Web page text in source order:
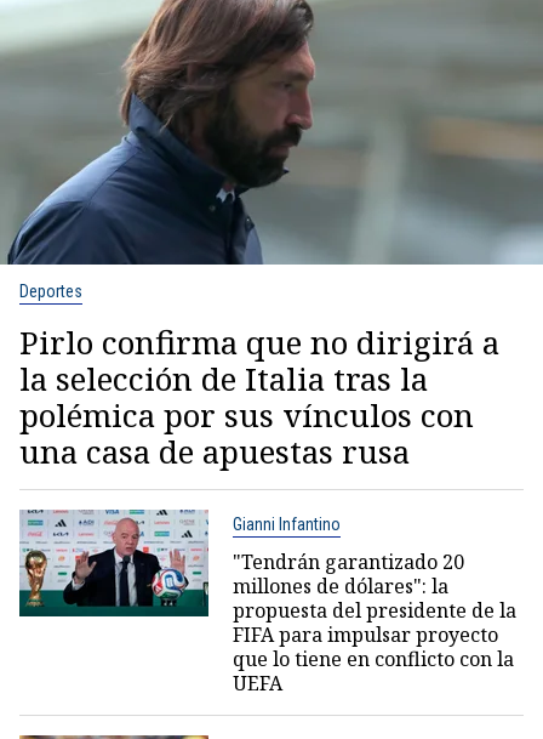
Deportes
Pirlo confirma que no dirigirá a
la selección de Italia tras la
polémica por sus vínculos con
una casa de apuestas rusa
Gianni Infantino
"Tendrán garantizado 20
millones de dólares": la
propuesta del presidente de la
FIFA para impulsar proyecto
que lo tiene en conflicto con la
UEFA